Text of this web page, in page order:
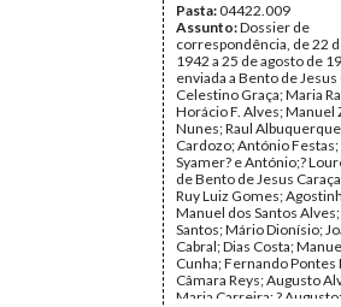
Pasta:04422.009
Assunto:Dossier de
correspondência, de 22
1942 a 25 de agosto de
enviada a Bento de Jesus
Celestino Graça; Maria
Horácio F. Alves; Manuel
Nunes; Raul
Cardozo; António
Syamer? e António;?
de Bento de Jesus
Ruy Luiz Gomes;
Manuel dos Santos
Santos; Mário Dionísio;
Cabral; Dias Costa;
Cunha; Fernando Pontes
Câmara Reys; Augusto
Maria Carreira; ?